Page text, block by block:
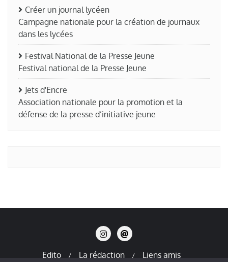
Créer un journal lycéen
Campagne nationale pour la création de journaux
dans les lycées
Festival National de la Presse Jeune
Festival national de la Presse Jeune
Jets d'Encre
Association nationale pour la promotion et la
défense de la presse d’initiative jeune
Edito La rédaction Liens amis